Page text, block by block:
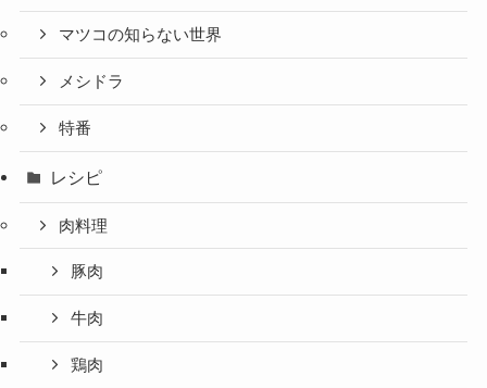
マツコの知らない世界
メシドラ
特番
レシピ
肉料理
豚肉
牛肉
鶏肉